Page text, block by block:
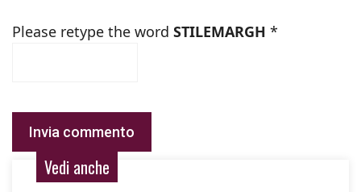
Please retype the word STILEMARGH *
Vedi anche